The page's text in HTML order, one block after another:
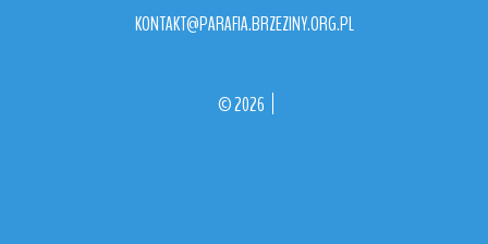
KONTAKT@PARAFIA.BRZEZINY.ORG.PL
©2026